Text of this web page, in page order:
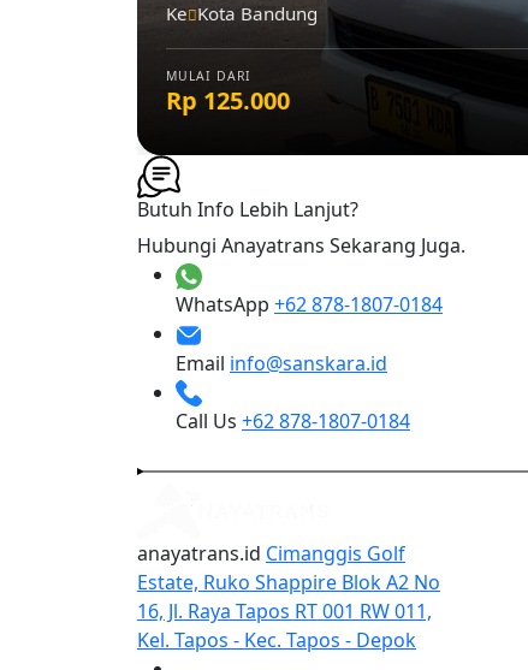
Ke Kota Bandung
MULAI DARI
Rp 125.000
Butuh Info Lebih Lanjut?
Hubungi Anayatrans Sekarang Juga.
WhatsApp +62 878-1807-0184
Email info@sanskara.id
Call Us +62 878-1807-0184
anayatrans.id Cimanggis Golf
Estate, Ruko Shappire Blok A2 No
16, Jl. Raya Tapos RT 001 RW 011,
Kel. Tapos - Kec. Tapos - Depok